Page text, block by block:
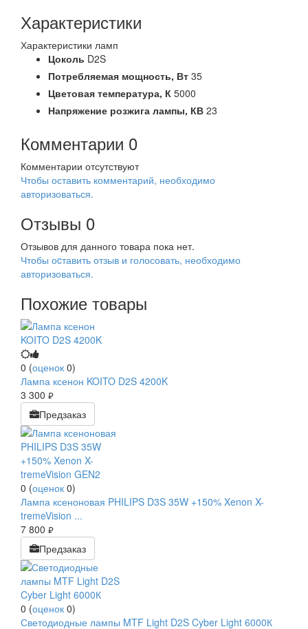
Характеристики
Характеристики ламп
Цоколь D2S
Потребляемая мощность, Вт 35
Цветовая температура, К 5000
Напряжение розжига лампы, КВ 23
Комментарии 0
Комментарии отсутствуют
Чтобы оставить комментарий, необходимо
авторизоваться.
Отзывы 0
Отзывов для данного товара пока нет.
Чтобы оcтавить отзыв и голосовать, необходимо
авторизоваться.
Похожие товары
0 (оценок 0)
Лампа ксенон KOITO D2S 4200K
3 300 руб.
Предзаказ
0 (оценок 0)
Лампа ксеноновая PHILIPS D3S 35W +150% Xenon X-
tremeVision ...
7 800 руб.
Предзаказ
0 (оценок 0)
Светодиодные лампы MTF Light D2S Cyber Light 6000К